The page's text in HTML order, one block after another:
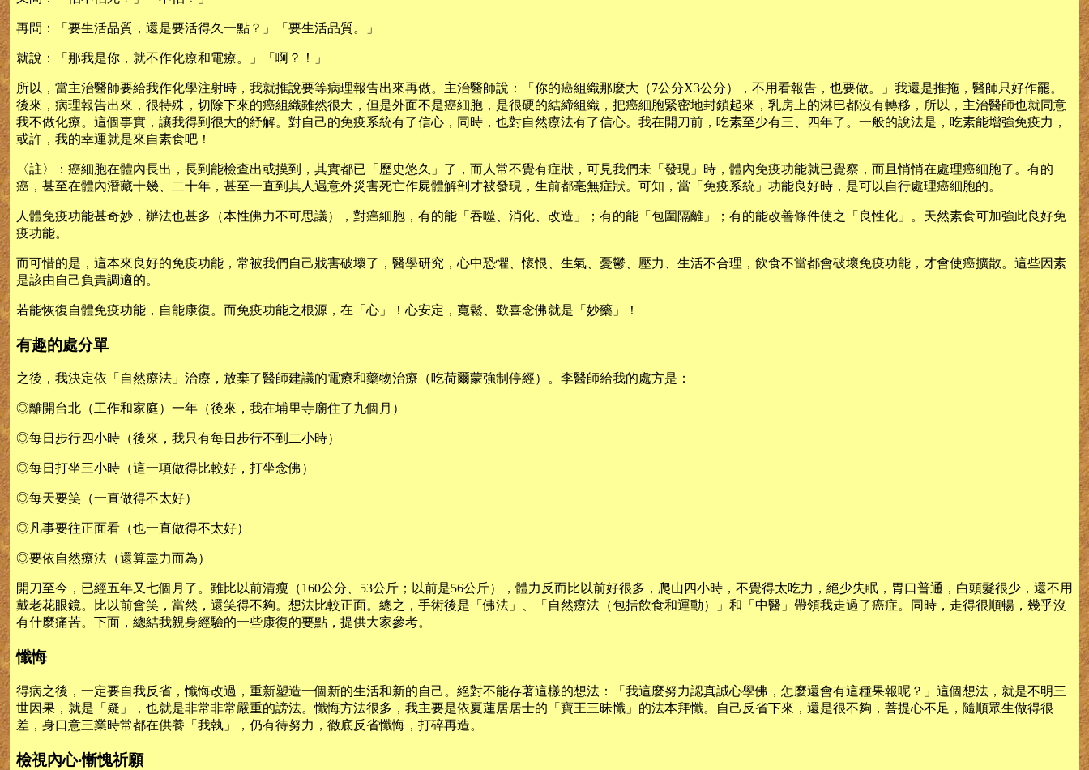
再問：「要生活品質，還是要活得久一點？」「要生活品質。」
就說：「那我是你，就不作化療和電療。」「啊？！」
所以，當主治醫師要給我作化學注射時，我就推說要等病理報告出來再做。主治醫師說：「你的癌組織那麼大（7公分X3公分），不用看報告，也要做。」我還是推拖，醫師只好作罷。
後來，病理報告出來，很特殊，切除下來的癌組織雖然很大，但是外面不是癌細胞，是很硬的結締組織，把癌細胞緊密地封鎖起來，乳房上的淋巴都沒有轉移，所以，主治醫師也就同意
我不做化療。這個事實，讓我得到很大的紓解。對自己的免疫系統有了信心，同時，也對自然療法有了信心。我在開刀前，吃素至少有三、四年了。一般的說法是，吃素能增強免疫力，
或許，我的幸運就是來自素食吧！
〈註〉：癌細胞在體內長出，長到能檢查出或摸到，其實都已「歷史悠久」了，而人常不覺有症狀，可見我們未「發現」時，體內免疫功能就已覺察，而且悄悄在處理癌細胞了。有的
癌，甚至在體內潛藏十幾、二十年，甚至一直到其人遇意外災害死亡作屍體解剖才被發現，生前都毫無症狀。可知，當「免疫系統」功能良好時，是可以自行處理癌細胞的。
人體免疫功能甚奇妙，辦法也甚多（本性佛力不可思議），對癌細胞，有的能「吞噬、消化、改造」；有的能「包圍隔離」；有的能改善條件使之「良性化」。天然素食可加強此良好免
疫功能。
而可惜的是，這本來良好的免疫功能，常被我們自己戕害破壞了，醫學研究，心中恐懼、懷恨、生氣、憂鬱、壓力、生活不合理，飲食不當都會破壞免疫功能，才會使癌擴散。這些因素
是該由自己負責調適的。
若能恢復自體免疫功能，自能康復。而免疫功能之根源，在「心」！心安定，寬鬆、歡喜念佛就是「妙藥」！
有趣的處分單
之後，我決定依「自然療法」治療，放棄了醫師建議的電療和藥物治療（吃荷爾蒙強制停經）。李醫師給我的處方是：
◎離開台北（工作和家庭）一年（後來，我在埔里寺廟住了九個月）
◎每日步行四小時（後來，我只有每日步行不到二小時）
◎每日打坐三小時（這一項做得比較好，打坐念佛）
◎每天要笑（一直做得不太好）
◎凡事要往正面看（也一直做得不太好）
◎要依自然療法（還算盡力而為）
開刀至今，已經五年又七個月了。雖比以前清瘦（160公分、53公斤；以前是56公斤），體力反而比以前好很多，爬山四小時，不覺得太吃力，絕少失眠，胃口普通，白頭髮很少，還不用
戴老花眼鏡。比以前會笑，當然，還笑得不夠。想法比較正面。總之，手術後是「佛法」、「自然療法（包括飲食和運動）」和「中醫」帶領我走過了癌症。同時，走得很順暢，幾乎沒
有什麼痛苦。下面，總結我親身經驗的一些康復的要點，提供大家參考。
懺悔
得病之後，一定要自我反省，懺悔改過，重新塑造一個新的生活和新的自己。絕對不能存著這樣的想法：「我這麼努力認真誠心學佛，怎麼還會有這種果報呢？」這個想法，就是不明三
世因果，就是「疑」，也就是非常非常嚴重的謗法。懺悔方法很多，我主要是依夏蓮居居士的「寶王三昧懺」的法本拜懺。自己反省下來，還是很不夠，菩提心不足，隨順眾生做得很
差，身口意三業時常都在供養「我執」，仍有待努力，徹底反省懺悔，打碎再造。
檢視內心‧慚愧祈願